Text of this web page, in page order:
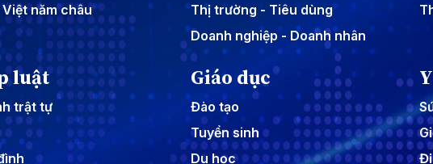
năm châu
Thị trường - Tiêu dùng
Doanh nghiệp - Doanh nhân
luật
trật tự
Giáo dục
Đào tạo
Tuyển sinh
Du học